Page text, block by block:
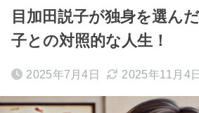
目加田説子が独身を選ん
子との対照的な人生！
2025年7月4日 2025年11月4日